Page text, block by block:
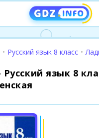
• Русский язык 8 класс •
Русский язык 8